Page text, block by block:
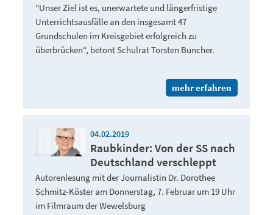
"Unser Ziel ist es, unerwartete und längerfristige
Unterrichtsausfälle an den insgesamt 47
Grundschulen im Kreisgebiet erfolgreich zu
überbrücken“, betont Schulrat Torsten Buncher.
mehr erfahren
04.02.2019
Raubkinder: Von der SS nach
Deutschland verschleppt
Autorenlesung mit der Journalistin Dr. Dorothee
Schmitz-Köster am Donnerstag, 7. Februar um 19 Uhr
im Filmraum der Wewelsburg